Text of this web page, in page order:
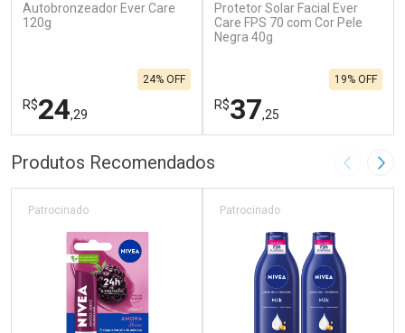
Autobronzeador Ever Care
120g
R$24,29
24% OFF
FECHAR
Laboratório
FECHAR
Por Menos
Protetor Solar Facial Ever
Care FPS 70 com Cor Pele
Negra 40g
R$37,25
19% OFF
Laboratório
Por Menos
Produtos Recomendados Imagem
Patrocinado Patrocinado